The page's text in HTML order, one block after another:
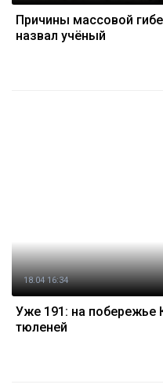
Причины массовой
назвал учёный
18.04 16:34
Уже 191: на побережье
тюленей